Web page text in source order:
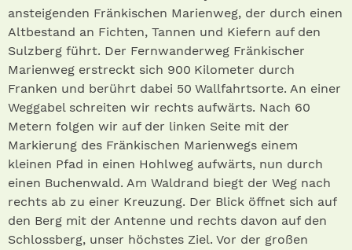
ansteigenden Fränkischen Marienweg, der durch einen
Altbestand an Fichten, Tannen und Kiefern auf den
Sulzberg führt. Der Fernwanderweg Fränkischer
Marienweg erstreckt sich 900 Kilometer durch
Franken und berührt dabei 50 Wallfahrtsorte. An einer
Weggabel schreiten wir rechts aufwärts. Nach 60
Metern folgen wir auf der linken Seite mit der
Markierung des Fränkischen Marienwegs einem
kleinen Pfad in einen Hohlweg aufwärts, nun durch
einen Buchenwald. Am Waldrand biegt der Weg nach
rechts ab zu einer Kreuzung. Der Blick öffnet sich auf
den Berg mit der Antenne und rechts davon auf den
Schlossberg, unser höchstes Ziel. Vor der großen